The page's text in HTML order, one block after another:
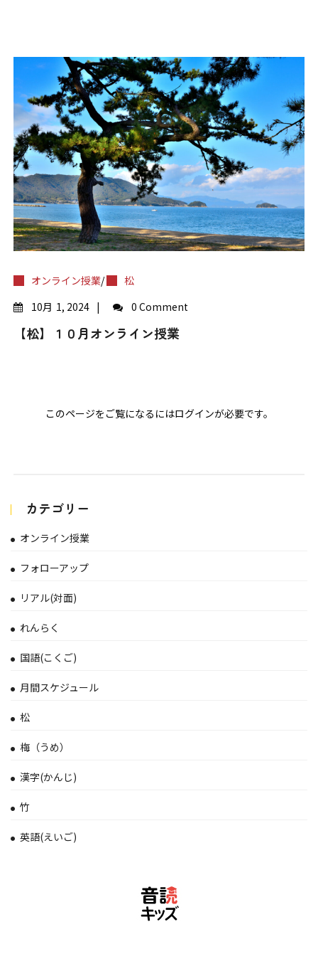
オンライン授業/
松
10月 1, 2024 0 Comment
【松】１０月オンライン授業
このページをご覧になるにはログインが必要です。
カテゴリー
オンライン授業
フォローアップ
リアル(対面)
れんらく
国語(こくご)
月間スケジュール
松
梅（うめ）
漢字(かんじ)
竹
英語(えいご)